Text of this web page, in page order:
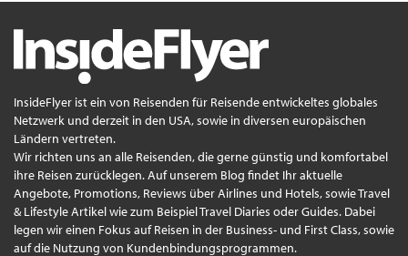
InsideFlyer ist ein von Reisenden für Reisende entwickeltes globales
Netzwerk und derzeit in den USA, sowie in diversen europäischen
Ländern vertreten.
Wir richten uns an alle Reisenden, die gerne günstig und komfortabel
ihre Reisen zurücklegen. Auf unserem Blog findet Ihr aktuelle
Angebote, Promotions, Reviews über Airlines und Hotels, sowie Travel
& Lifestyle Artikel wie zum Beispiel Travel Diaries oder Guides. Dabei
legen wir einen Fokus auf Reisen in der Business- und First Class, sowie
auf die Nutzung von Kundenbindungsprogrammen.